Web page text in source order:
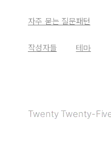
자주 묻는 질문
작성자들
패턴
테마
Twenty Twenty-